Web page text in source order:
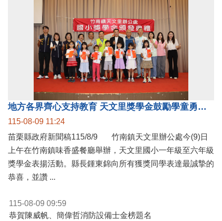
地方各界齊心支持教育 天文里獎學金鼓勵學童勇敢追夢
115-08-09 11:24
苗栗縣政府新聞稿115/8/9 竹南鎮天文里辦公處今(9)日
上午在竹南鎮味香盛餐廳舉辦，天文里國小一年級至六年級
獎學金表揚活動。縣長鍾東錦向所有獲獎同學表達最誠摯的
恭喜，並讚 ...
115-08-09 09:59
恭賀陳威帆、簡偉哲消防設備士金榜題名